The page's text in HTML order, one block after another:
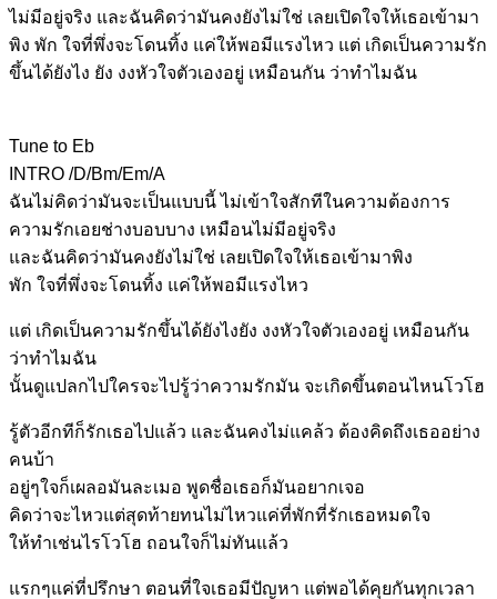
ไม่มีอยู่จริง และฉันคิดว่ามันคงยังไม่ใช่ เลยเปิดใจให้เธอเข้ามา
พิง พัก ใจที่พึ่งจะโดนทิ้ง แค่ให้พอมีแรงไหว แต่ เกิดเป็นความรัก
ขึ้นได้ยังไง ยัง งงหัวใจตัวเองอยู่ เหมือนกัน ว่าทำไมฉัน
Tune to Eb
INTRO /D/Bm/Em/A
ฉันไม่คิดว่ามันจะเป็นแบบนี้ไม่เข้าใจสักทีในความต้องการ
ความรักเอยช่างบอบบาง เหมือนไม่มีอยู่จริง
และฉันคิดว่ามันคงยังไม่ใช่ เลยเปิดใจให้เธอเข้ามาพิง
พัก ใจที่พึ่งจะโดนทิ้ง แค่ให้พอมีแรงไหว
แต่ เกิดเป็นความรักขึ้นได้ยังไงยัง งงหัวใจตัวเองอยู่ เหมือนกัน
ว่าทำไมฉัน
นั้นดูแปลกไปใครจะไปรู้ว่าความรักมัน จะเกิดขึ้นตอนไหนโวโฮ
รู้ตัวอีกทีก็รักเธอไปแล้ว และฉันคงไม่แคล้ว ต้องคิดถึงเธออย่าง
คนบ้า
อยู่ๆใจก็เผลอมันละเมอ พูดชื่อเธอก็มันอยากเจอ
คิดว่าจะไหวแต่สุดท้ายทนไม่ไหวแค่ที่พักที่รักเธอหมดใจ
ให้ทำเช่นไรโวโฮ ถอนใจก็ไม่ทันแล้ว
แรกๆแค่ที่ปรึกษา ตอนที่ใจเธอมีปัญหา แต่พอได้คุยกันทุกเวลา